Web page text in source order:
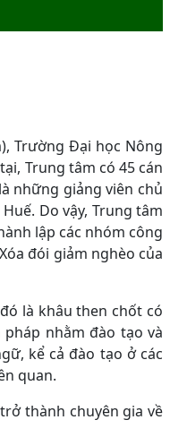
Trường Đại học Nông
Trung tâm có 45 cán
những giảng viên chủ
Do vậy, Trung tâm
lập các nhóm công
đói giảm nghèo của
là khâu then chốt có
nhằm đào tạo và
kể cả đào tạo ở các
quan.
thành chuyên gia về